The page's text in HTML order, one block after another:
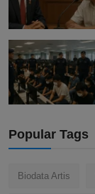
Popular Tags
Biodata Artis